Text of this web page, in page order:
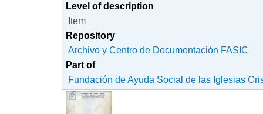
Level of description
Item
Repository
Archivo y Centro de Documentación FASIC
Part of
Fundación de Ayuda Social de las Iglesias